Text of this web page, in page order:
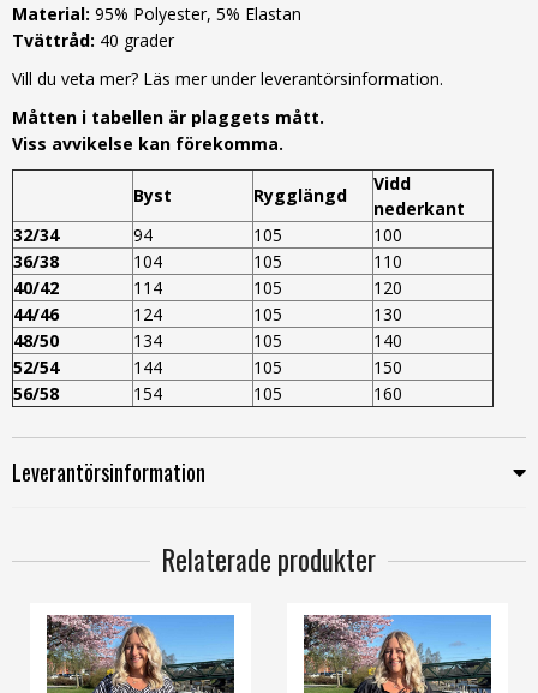
Material: 95% Polyester, 5% Elastan
Tvättråd: 40 grader
Vill du veta mer? Läs mer under leverantörsinformation.
Måtten i tabellen är plaggets mått.
Viss avvikelse kan förekomma.
Byst Rygglängd
Vidd
nederkant
32/34
94 105
100
36/38
104 105
110
40/42
114 105
120
44/46
124 105
130
48/50
134 105
140
52/54
144 105
150
56/58
154 105 160
Leverantörsinformation
Relaterade produkter